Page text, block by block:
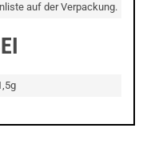
auf der Verpackung.